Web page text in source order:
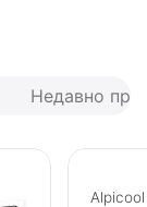
Недавно
Alpicool